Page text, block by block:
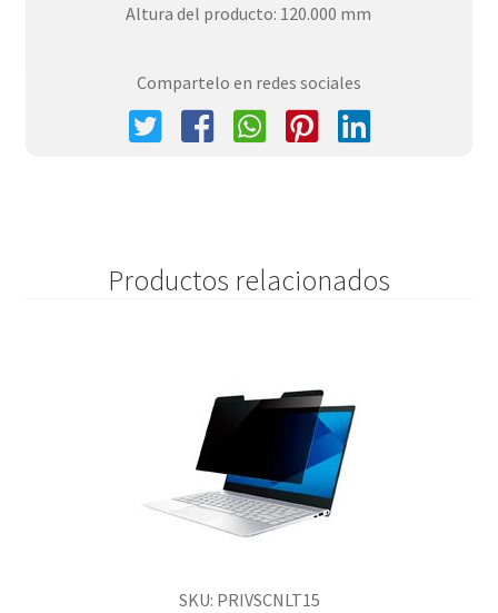
Altura del producto: 120.000 mm
Compartelo en redes sociales
Productos relacionados
SKU: PRIVSCNLT15